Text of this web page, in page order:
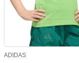
ADIDAS